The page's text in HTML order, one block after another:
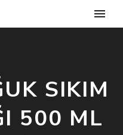
SIKIM
500 ML